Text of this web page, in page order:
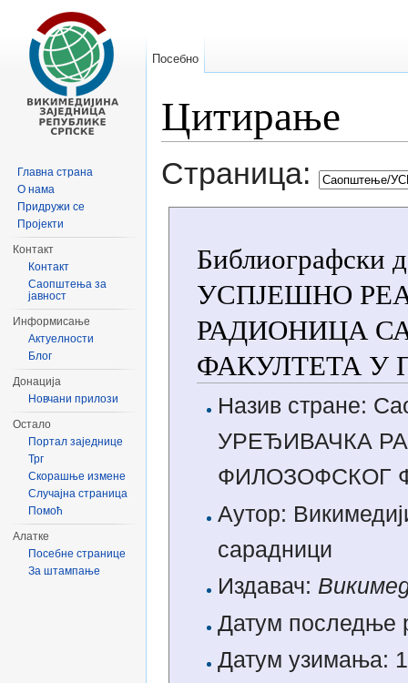
Цитирање
Иди на:навигацију,претрагу
Страница:
Библиографски
УСПЈЕШНО
РАДИОНИЦА
ФАКУЛТЕТА У
Назив стране:
УРЕЂИВАЧКА
ФИЛОЗОФСКОГ
Аутор:
сарадници
Издавач:
Датум последње
Датум узимања:
Посебно
Главна страна
О нама
Придружи се
Пројекти
Контакт
Контакт
Саопштења за
јавност
Информисање
Актуелности
Блог
Донација
Новчани прилози
Остало
Портал заједнице
Трг
Скорашње измене
Случајна страница
Помоћ
Алатке
Посебне странице
За штампање